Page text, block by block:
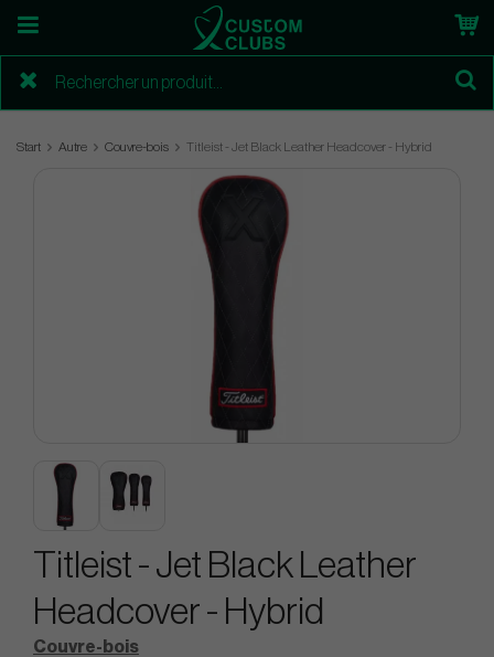
Start Autre Couvre-bois Titleist - Jet Black Leather Headcover - Hybrid
Titleist - Jet Black Leather
Headcover - Hybrid
Couvre-bois